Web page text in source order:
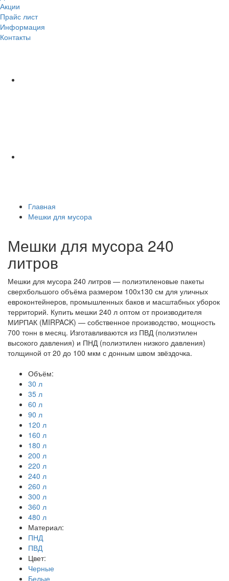
Акции
Прайс лист
Информация
Контакты
Главная
Мешки для мусора
Мешки для мусора 240
литров
Мешки для мусора 240 литров — полиэтиленовые пакеты
сверхбольшого объёма размером 100х130 см для уличных
евроконтейнеров, промышленных баков и масштабных уборок
территорий. Купить мешки 240 л оптом от производителя
МИРПАК (MIRPACK) — собственное производство, мощность
700 тонн в месяц. Изготавливаются из ПВД (полиэтилен
высокого давления) и ПНД (полиэтилен низкого давления)
толщиной от 20 до 100 мкм с донным швом звёздочка.
Объём:
30 л
35 л
60 л
90 л
120 л
160 л
180 л
200 л
220 л
240 л
260 л
300 л
360 л
480 л
Материал:
ПНД
ПВД
Цвет:
Черные
Белые